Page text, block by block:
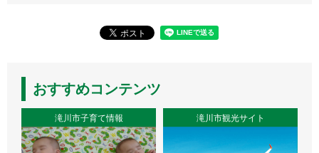
おすすめコンテンツ
滝川市子育て情報 滝川市観光サイト